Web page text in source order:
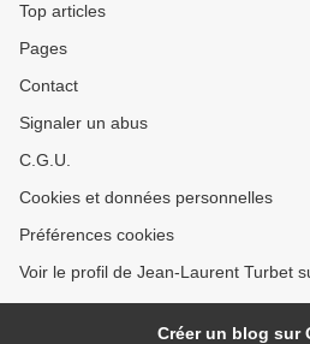
Top articles
Pages
Contact
Signaler un abus
C.G.U.
Cookies et données personnelles
Préférences cookies
Voir le profil de Jean-Laurent Turbet
Créer un blog sur